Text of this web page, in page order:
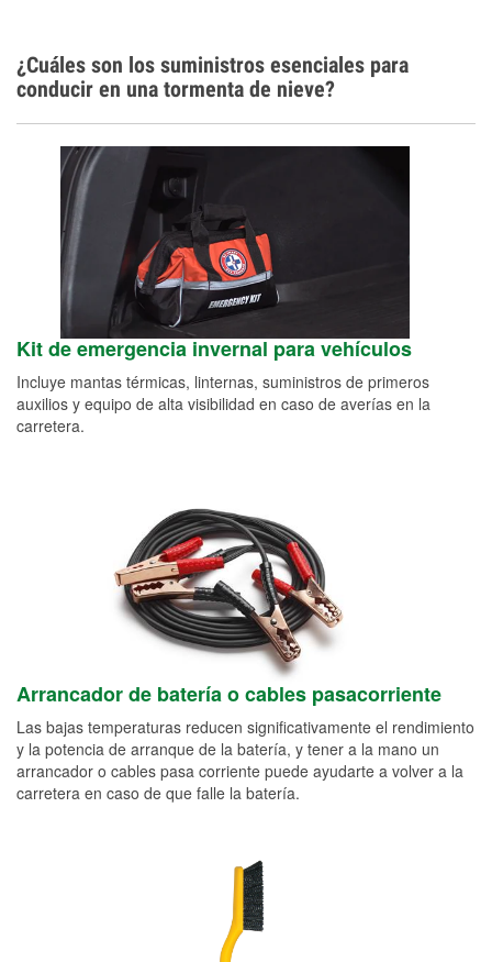
¿Cuáles son los suministros esenciales para
conducir en una tormenta de nieve?
Kit de emergencia invernal para vehículos
Incluye mantas térmicas, linternas, suministros de primeros
auxilios y equipo de alta visibilidad en caso de averías en la
carretera.
Arrancador de batería o cables pasacorriente
Las bajas temperaturas reducen significativamente el rendimiento
y la potencia de arranque de la batería, y tener a la mano un
arrancador o cables pasa corriente puede ayudarte a volver a la
carretera en caso de que falle la batería.